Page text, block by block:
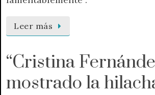
Leer más
“Cristina
mostrado la